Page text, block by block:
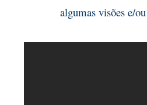
algumas visões e/